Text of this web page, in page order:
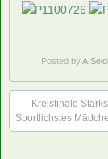
Posted by
Kreisfinale
Sportlichstes